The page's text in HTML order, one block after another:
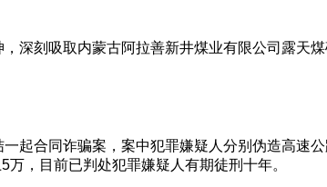
深刻吸取内蒙古阿拉善新井煤业有限公司露天
起合同诈骗案，案中犯罪嫌疑人分别伪造高
，目前已判处犯罪嫌疑人有期徒刑十年。